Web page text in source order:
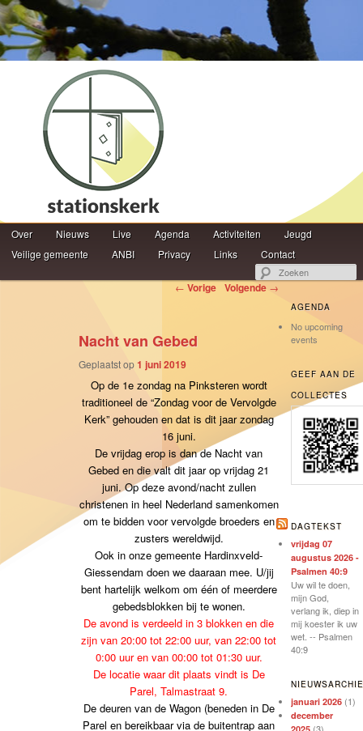
Hoofdmenu
Spring naar de primaire inhoud
Spring naar de secundaire inhoud
Over Nieuws Live Agenda Activiteiten
Jeugd
Veilige gemeente
ANBI Privacy Links Contact
Berichtnavigatie ← Vorige Volgende →
Nacht van Gebed
Geplaatst op1 juni 2019
Op de 1e zondag na Pinksteren wordt
traditioneel de “Zondag voor de Vervolgde
Kerk” gehouden en dat is dit jaar zondag
16 juni.
De vrijdag erop is dan de Nacht van
Gebed en die valt dit jaar op vrijdag 21
juni. Op deze avond/nacht zullen
christenen in heel Nederland samenkomen
om te bidden voor vervolgde broeders en
zusters wereldwijd.
Ook in onze gemeente Hardinxveld-
Giessendam doen we daaraan mee. U/jij
bent hartelijk welkom om één of meerdere
gebedsblokken bij te wonen.
De avond is verdeeld in 3 blokken en die
zijn van 20:00 tot 22:00 uur, van 22:00 tot
0:00 uur en van 00:00 tot 01:30 uur.
De locatie waar dit plaats vindt is De
Parel, Talmastraat 9.
De deuren van de Wagon (beneden in De
Parel en bereikbaar via de buitentrap aan
AGENDA
No upcoming
events
GEEF AAN DE
COLLECTES
DAGTEKST
vrijdag 07
augustus 2026 -
Psalmen 40:9
Uw wil te doen,
mijn God,
verlang ik, diep in
mij koester ik uw
wet. -- Psalmen
40:9
januari 2026 (1)
december